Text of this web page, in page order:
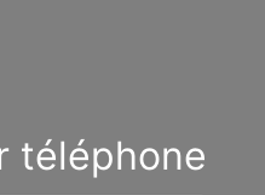
téléphone